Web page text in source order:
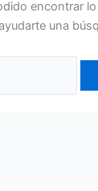
encontrar
una